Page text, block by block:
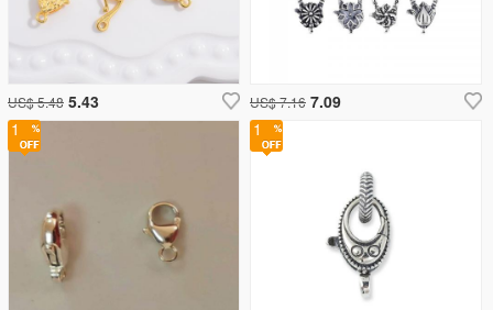
US$ 5.48 5.43
1 1
US$ 7.16 7.09